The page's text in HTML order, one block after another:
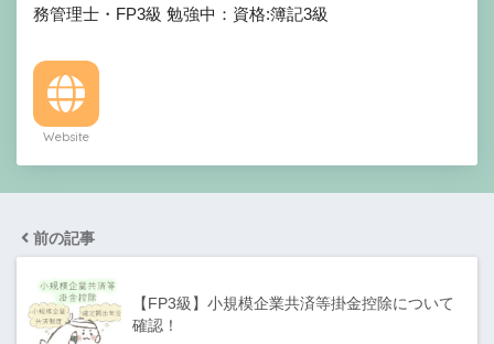
務管理士・FP3級 勉強中：資格:簿記3級
Website
前の記事
【FP3級】小規模企業共済等掛金控除について
確認！